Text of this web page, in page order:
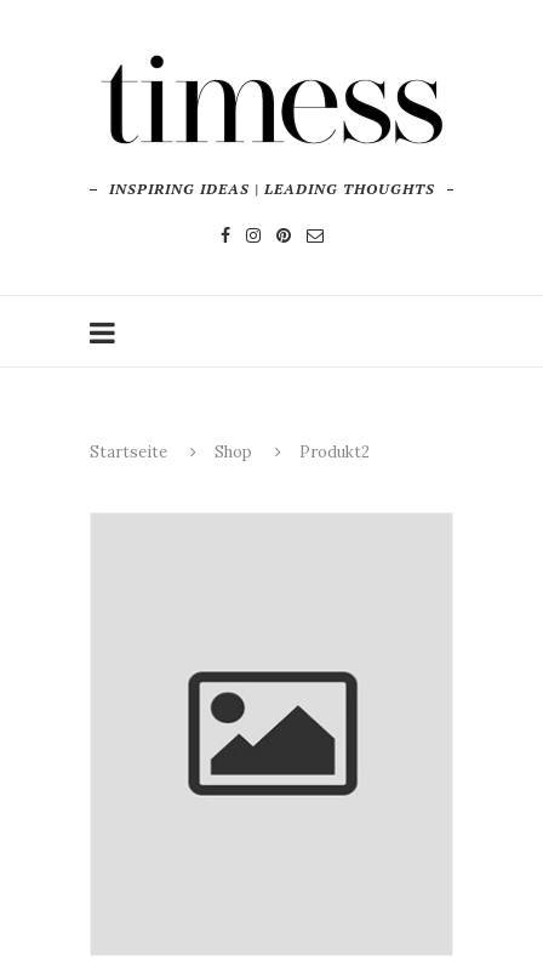
INSPIRING IDEAS | LEADING THOUGHTS
Startseite Shop Produkt2